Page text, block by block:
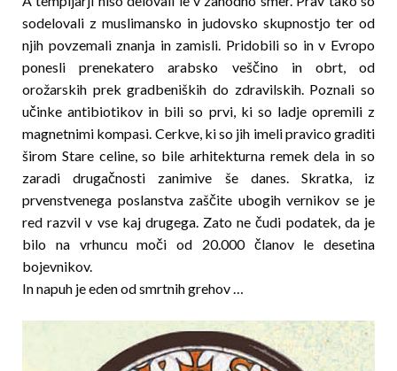
sodelovali z muslimansko in judovsko skupnostjo ter od
njih povzemali znanja in zamisli. Pridobili so in v Evropo
ponesli prenekatero arabsko veščino in obrt, od
orožarskih prek gradbeniških do zdravils­kih. Poznali so
učinke antibiotikov in bili so prvi, ki so ladje opremili z
magnetnimi kompasi. Cerk­ve, ki so jih imeli pravico graditi
širom Stare celine, so bile arhitekturna remek dela in so
zaradi drugač­nosti zanimive še danes. Skratka, iz
prvenstvenega poslanstva zaš­čite ubogih vernikov se je
red razvil v vse kaj drugega. Zato ne čudi podatek, da je
bilo na vrhuncu mo­či od 20.000 članov le desetina
bojevnikov.
In napuh je eden od smrtnih grehov …